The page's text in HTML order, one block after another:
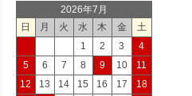
2026年7月
日
月 火 水 木 金
土
1
2 3
4
5
6 7 8 9 10
11
12
13 14 15 16 17
18